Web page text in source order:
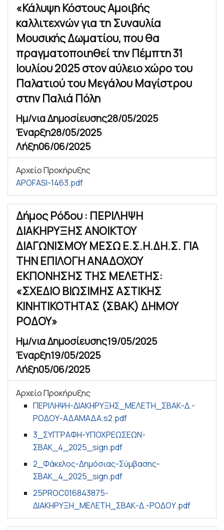
«Κάλυψη Κόστους Αμοιβής
καλλιτεχνών για τη Συναυλία
Μουσικής Δωματίου, που θα
πραγματοποιηθεί την Πέμπτη 31
Ιουλίου 2025 στον αύλειο χώρο του
Παλατιού του Μεγάλου Μαγίστρου
στην Παλιά Πόλη
Ημ/νια Δημοσίευσης28/05/2025
Έναρξη28/05/2025
Λήξη06/06/2025
Αρχείο Προκήρυξης
APOFASI-1463.pdf
Δήμος Ρόδου : ΠΕΡΙΛΗΨΗ
ΔΙΑΚΗΡΥΞΗΣ ΑΝΟΙΚΤΟΥ
ΔΙΑΓΩΝΙΣΜΟΥ ΜΕΣΩ Ε.Σ.Η.ΔΗ.Σ. ΓΙΑ
ΤΗΝ ΕΠΙΛΟΓΗ ΑΝΑΔΟΧΟΥ
ΕΚΠΟΝΗΣΗΣ ΤΗΣ ΜΕΛΕΤΗΣ:
«ΣΧΕΔΙΟ ΒΙΩΣΙΜΗΣ ΑΣΤΙΚΗΣ
ΚΙΝΗΤΙΚΟΤΗΤΑΣ (ΣΒΑΚ) ΔΗΜΟΥ
ΡΟΔΟΥ»
Ημ/νια Δημοσίευσης19/05/2025
Έναρξη19/05/2025
Λήξη05/06/2025
Αρχείο Προκήρυξης
ΠΕΡΙΛΗΨΗ-ΔΙΑΚΗΡΥΞΗΣ_ΜΕΛΕΤΗ_ΣΒΑΚ-Δ.-
ΡΟΔΟΥ-ΑΔΑΜΑΔΑ.s2.pdf
3_ΣΥΓΓΡΑΦΗ-ΥΠΟΧΡΕΩΣΕΩΝ-
ΣΒΑΚ_4_2025_sign.pdf
2_Φάκελος-Δημόσιας-Σύμβασης-
ΣΒΑΚ_4_2025_sign.pdf
25PROC016843875-
ΔΙΑΚΗΡΥΞΗ_ΜΕΛΕΤΗ_ΣΒΑΚ-Δ.-ΡΟΔΟΥ.pdf